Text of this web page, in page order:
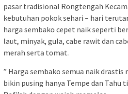
pasar tradisional Rongtengah
kebutuhan pokok sehari – hari
harga sembako cepet naik seperti
laut, minyak, gula, cabe rawit dan
merah serta tomat.
” Harga sembako semua naik drastis
bikin pusing hanya Tempe dan Tahu